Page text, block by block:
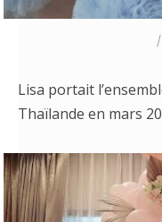
|
Lisa portait
Thaïlande en mars